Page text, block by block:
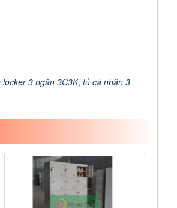
locker 3 ngăn 3C3K,tủ cá nhân 3